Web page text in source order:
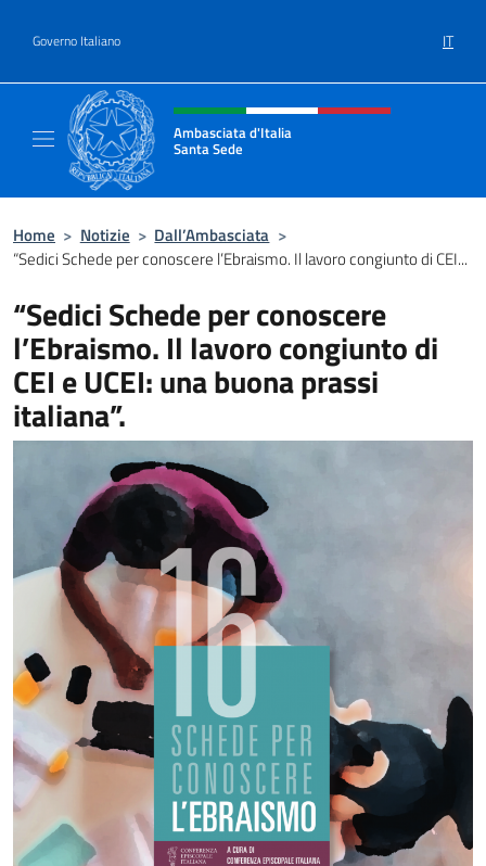
Governo Italiano IT
Intestazione sito, social e menù
Ambasciata d'Italia
Santa Sede
Home > Notizie > Dall’Ambasciata >
“Sedici Schede per conoscere l’Ebraismo. Il lavoro congiunto di CEI...
“Sedici Schede per conoscere
l’Ebraismo. Il lavoro congiunto di
CEI e UCEI: una buona prassi
italiana”.